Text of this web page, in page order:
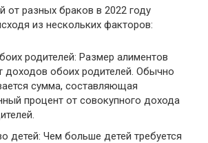
от разных браков в 2022 году
из нескольких факторов:
родителей: Размер алиментов
доходов обоих родителей. Обычно
сумма, составляющая
процент от совокупного дохода
детей: Чем больше детей требуется